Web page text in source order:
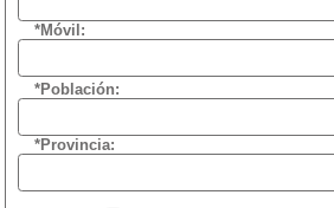
*Móvil:
*Población:
*Provincia: